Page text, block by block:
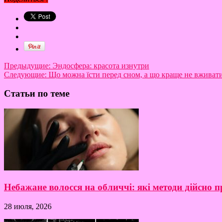
Предыдущие: Эндосфера: красота изнутри
Следующие: Що можна їсти перед сном, а що краще не
Статьи по теме
Небажане волосся на обличчі: які методи дійсно
28 июля, 2026